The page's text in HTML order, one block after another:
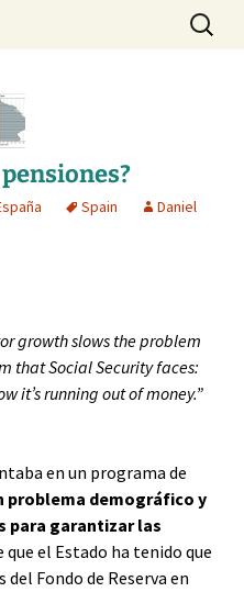
Buscar:
Spain
Daniel
growth slows the problem
that Social Security faces:
it’s running out of money.”
en un programa de
problema demográfico y
para garantizar las
el Estado ha tenido que
Fondo de Reserva en